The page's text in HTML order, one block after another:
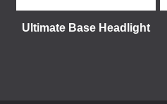
Ultimate Base Headlight